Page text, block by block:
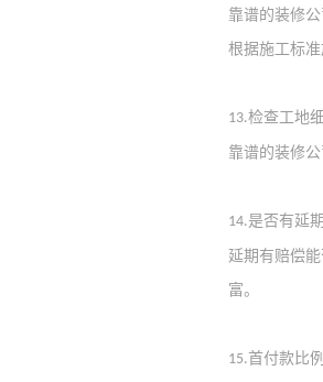
靠谱的装修公
根据施工标
13.检查工地
靠谱的装修
14.是否有延
延期有赔偿
富。
15.首付款比